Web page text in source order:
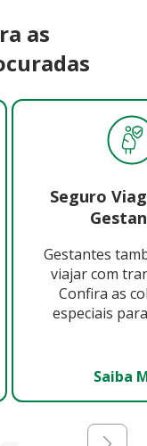
as
Seguro
Gestantes
viajar com
Confira as
especiais
Saiba